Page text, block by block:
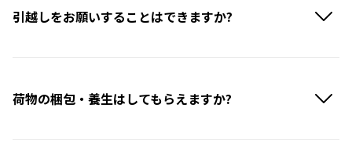
引越しをお願いすることはできますか?
荷物の梱包・養生はしてもらえますか?